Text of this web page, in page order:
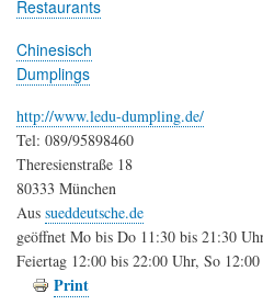
Restaurants
Chinesisch
Dumplings
http://www.ledu-dumpling.de/
Tel: 089/95898460
Theresienstraße 18
80333 München
Aus sueddeutsche.de
geöffnet Mo bis Do 11:30 bis 21:30
Feiertag 12:00 bis 22:00 Uhr, So
Print